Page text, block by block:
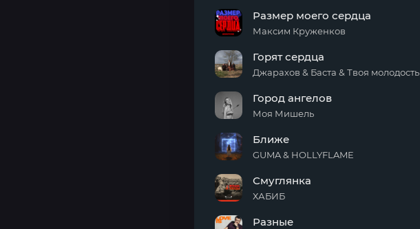
Д
моего
сердца
Размер моего сердца
Максим Круженков
сердца
Горят сердца
Джарахов & Баста & Твоя молодость
ангелов
Город ангелов
Моя Мишель
Ближе
GUMA & HOLLYFLAME
Смуглянка
ХАБИБ
Разные